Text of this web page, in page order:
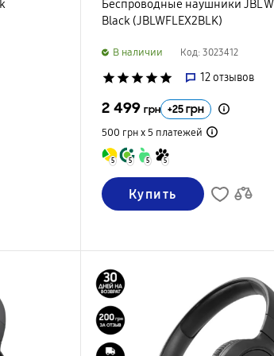
Беспроводные наушники JBL
Black (JBLWFLEX2BLK)
B наличии Код: 3023412
star star star star star 12отзывов
2 499 грн +25грн
500 грн х 5 платежей
5 5 5 5
Купить